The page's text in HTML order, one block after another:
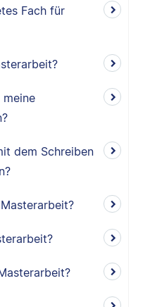
Fach für
dem Schreiben